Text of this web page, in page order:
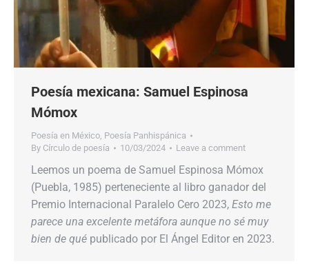
Poesía mexicana: Samuel Espinosa
Mómox
Poesía en México, Poesía Panhispánica
By Círculo de poesía 10/03/2024 Leave a comment
Leemos un poema de Samuel Espinosa Mómox
(Puebla, 1985) perteneciente al libro ganador del
Premio Internacional Paralelo Cero 2023, Esto me
parece una excelente metáfora aunque no sé muy
bien de qué publicado por El Ángel Editor en 2023.